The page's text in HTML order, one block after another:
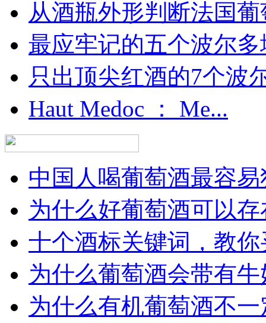
从酒瓶外形判断法国
最应牢记的五个波尔多
只出顶尖红酒的7个波
Haut Medoc ： Me...
中国人喝葡萄酒最容
为什么好葡萄酒可以
十个酒标关键词，教
为什么葡萄酒会带有
为什么有机葡萄酒不